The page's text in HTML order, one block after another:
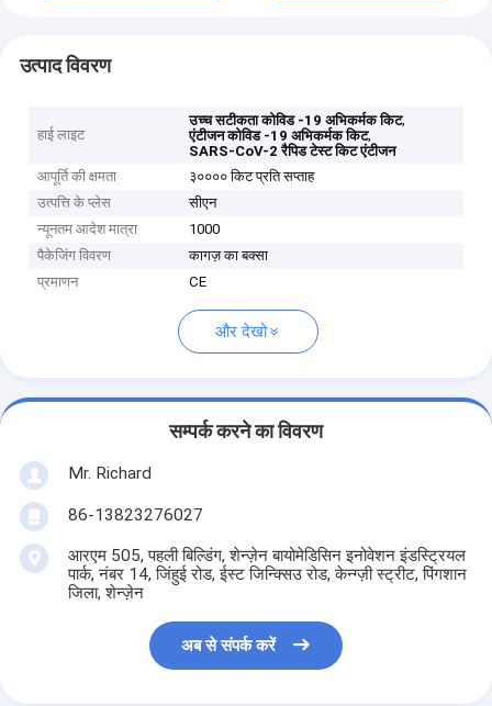
उत्पाद विवरण
हाई लाइट
उच्च सटीकता कोविड -19 अभिकर्मक किट,
एंटीजन कोविड -19 अभिकर्मक किट,
SARS-CoV-2 रैपिड टेस्ट किट एंटीजन
आपूर्ति की क्षमता
३०००० किट प्रति सप्ताह
उत्पत्ति के प्लेस
सीएन
न्यूनतम आदेश मात्रा
1000
पैकेजिंग विवरण
कागज़ का बक्सा
प्रमाणन
CE
और देखो
सम्पर्क करने का विवरण
Mr. Richard
86-13823276027
आरएम 505, पहली बिल्डिंग, शेन्ज़ेन बायोमेडिसिन इनोवेशन इंडस्ट्रियल
पार्क, नंबर 14, जिंहुई रोड, ईस्ट जिन्क्सिउ रोड, केन्ग्ज़ी स्ट्रीट, पिंगशान
जिला, शेन्ज़ेन
अब से संपर्क करें